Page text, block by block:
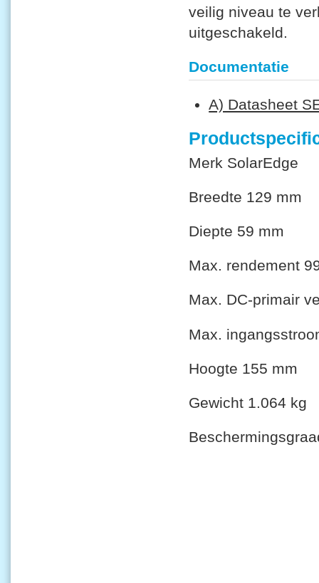
veilig niveau te
uitgeschakeld.
Documentatie
A) Datasheet
Merk SolarEdge
Breedte 129 mm
Diepte 59 mm
Max. rendement
Max. DC-primair
Max.
Hoogte 155 mm
Gewicht 1.064 kg